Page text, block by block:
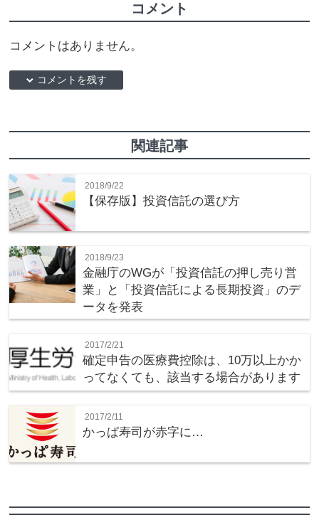
コメント
コメントはありません。
down コメントを残す
関連記事
2018/9/22
【保存版】投資信託の選び方
2018/9/23
金融庁のWGが「投資信託の押し売り営
業」と「投資信託による長期投資」のデ
ータを発表
2017/2/21
確定申告の医療費控除は、10万以上かか
ってなくても、該当する場合があります
2017/2/11
かっぱ寿司が赤字に…